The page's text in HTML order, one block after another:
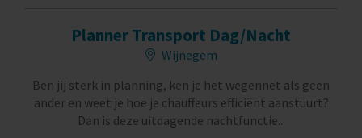
Planner Transport Dag/Nacht
Wijnegem
Ben jij sterk in planning, ken je het wegennet als geen
ander en weet je hoe je chauffeurs efficiënt aanstuurt?
Dan is deze uitdagende nachtfunctie...